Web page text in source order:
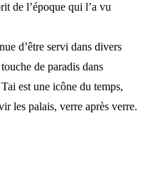
de l’époque qui l’a vu
d’être servi dans divers
de paradis dans
est une icône du temps,
les palais, verre après verre.